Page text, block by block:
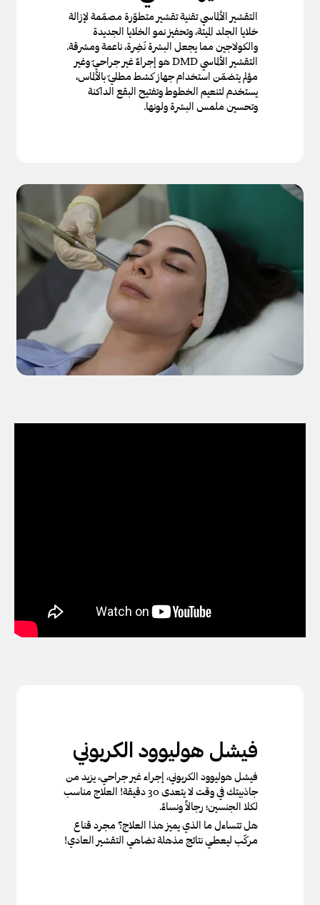
التقشير الألماسي تقنية تقشير متطوّرة مصمّمة لإزالة
خلايا الجلد الميتة، وتحفيز نمو الخلايا الجديدة
والكولاجين مما يجعل البشرة نَضِرة، ناعمة ومشرقة.
التقشير الألماسي DMD هو إجراءٌ غير جراحيّ وغير
مؤلم يتضمّن استخدام جهاز كشط مطليّ بالألماس،
يستخدم لتنعيم الخطوط وتفتيح البقع الداكنة
وتحسين ملمس البشرة ولونها.
فيشل هوليوود الكربوني
فيشل هوليوود الكربوني، إجراء غير جراحي، يزيد من
جاذبيتك في وقت لا يتعدى 30 دقيقة! العلاج مناسب
لكلا الجنسين؛ رجالاً ونساءً.
هل تتساءل ما الذي يميز هذا العلاج؟ مجرد قناع
مركّب ليعطي نتائج مذهلة تضاهي التقشير العادي!